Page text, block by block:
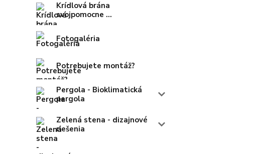
Krídlová brána
svojpomocne ...
Fotogaléria
Potrebujete montáž?
Pergola - Bioklimatická
pergola
Zelená stena - dizajnové
riešenia